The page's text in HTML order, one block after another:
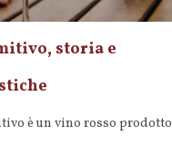
storia e
è un vino rosso prodotto